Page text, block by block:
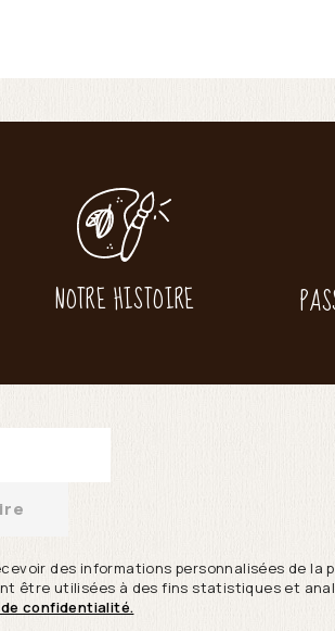
NOTRE HISTOIRE
des informations personnalisées de la
être utilisées à des fins statistiques et
confidentialité.